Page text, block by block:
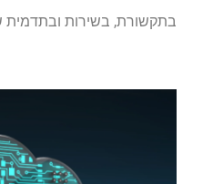
בתקשורת, בשירות ובתדמית